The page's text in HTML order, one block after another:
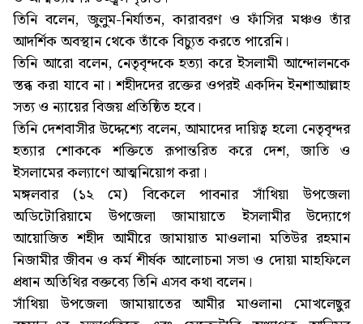
তিনি বলেন, জুলুম-নির্যাতন, কারাবরণ ও ফাঁসির মঞ্চও তাঁর
আদর্শিক অবস্থান থেকে তাঁকে বিচ্যুত করতে পারেনি।
তিনি আরো বলেন, নেতৃবৃন্দকে হত্যা করে ইসলামী আন্দোলনকে
স্তব্ধ করা যাবে না। শহীদদের রক্তের ওপরই একদিন ইনশাআল্লাহ
সত্য ও ন্যায়ের বিজয় প্রতিষ্ঠিত হবে।
তিনি দেশবাসীর উদ্দেশ্যে বলেন, আমাদের দায়িত্ব হলো নেতৃবৃন্দর
হত্যার শোককে শক্তিতে রূপান্তরিত করে দেশ, জাতি ও
ইসলামের কল্যাণে আত্মনিয়োগ করা।
মঙ্গলবার (১২ মে) বিকেলে পাবনার সাঁথিয়া উপজেলা
অডিটোরিয়ামে উপজেলা জামায়াতে ইসলামীর উদ্যোগে
আয়োজিত শহীদ আমীরে জামায়াত মাওলানা মতিউর রহমান
নিজামীর জীবন ও কর্ম শীর্ষক আলোচনা সভা ও দোয়া মাহফিলে
প্রধান অতিথির বক্তব্যে তিনি এসব কথা বলেন।
সাঁথিয়া উপজেলা জামায়াতের আমীর মাওলানা মোখলেছুর